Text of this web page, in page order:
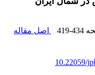
419-434
اصل مقاله
10.22059/